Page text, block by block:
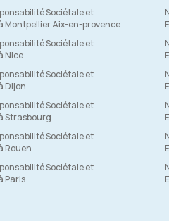
Sociétale et
Montpellier Aix-en-provence
Sociétale et
Nice
Sociétale et
Dijon
Sociétale et
Strasbourg
Sociétale et
Rouen
Sociétale et
Paris